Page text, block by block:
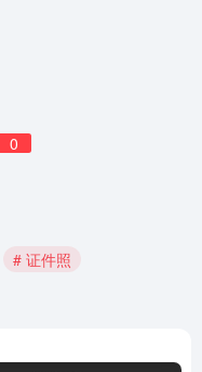
0
# 证件照